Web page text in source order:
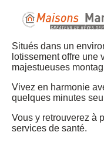
Modèles
Valoriser votre terrain
Situés dans un
lotissement offre une
majestueuses
Vivez en harmonie
quelques minutes
Vous y retrouverez à
services de santé.